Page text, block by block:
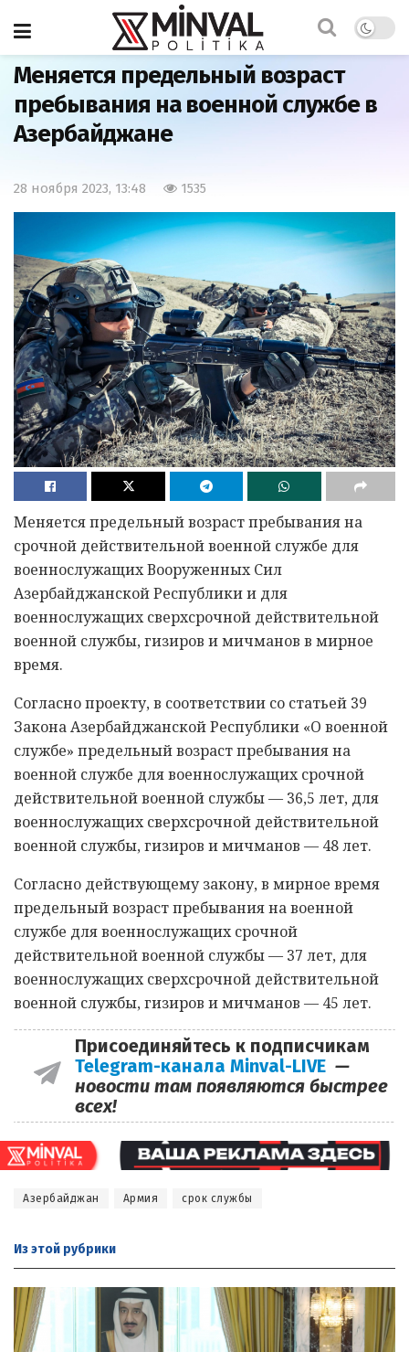
Главная
Меняется предельный возраст
пребывания на военной службе в
Азербайджане
28 ноября 2023, 13:48 1535
Меняется предельный возраст пребывания на
срочной действительной военной службе для
военнослужащих Вооруженных Сил
Азербайджанской Республики и для
военнослужащих сверхсрочной действительной
военной службы, гизиров и мичманов в мирное
время.
Согласно проекту, в соответствии со статьей 39
Закона Азербайджанской Республики «О военной
службе» предельный возраст пребывания на
военной службе для военнослужащих срочной
действительной военной службы — 36,5 лет, для
военнослужащих сверхсрочной действительной
военной службы, гизиров и мичманов — 48 лет.
Согласно действующему закону, в мирное время
предельный возраст пребывания на военной
службе для военнослужащих срочной
действительной военной службы — 37 лет, для
военнослужащих сверхсрочной действительной
военной службы, гизиров и мичманов — 45 лет.
Присоединяйтесь к подписчикам
Telegram-канала Minval-LIVE —
новости там появляются быстрее
всех!
Азербайджан Армия срок службы
Из этой рубрики